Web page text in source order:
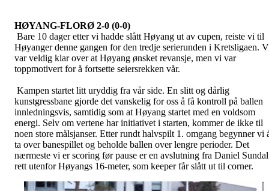
HØYANG-FLORØ 2-0 (0-0)
Bare 10 dager etter vi hadde slått Høyang ut av cupen, reiste vi til
Høyanger denne gangen for den tredje serierunden i Kretsligaen.
var veldig klar over at Høyang ønsket revansje, men vi var
toppmotivert for å fortsette seiersrekken vår.
Kampen startet litt uryddig fra vår side. En slitt og dårlig
kunstgressbane gjorde det vanskelig for oss å få kontroll på ballen
innledningsvis, samtidig som at Høyang startet med en voldsom
energi. Selv om vertene har initiativet i starten, kommer de ikke til
noen store målsjanser. Etter rundt halvspilt 1. omgang begynner vi
ta over banespillet og beholde ballen over lengre perioder. Det
nærmeste vi er scoring før pause er en avslutning fra Daniel Sundal
rett utenfor Høyangs 16-meter, som keeper får slått ut til corner.